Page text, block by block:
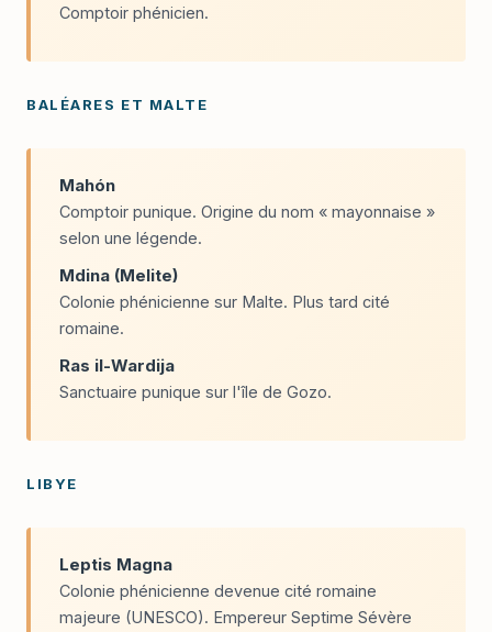
Comptoir phénicien.
BALÉARES ET MALTE
Mahón
Comptoir punique. Origine du nom « mayonnaise »
selon une légende.
Mdina (Melite)
Colonie phénicienne sur Malte. Plus tard cité
romaine.
Ras il-Wardija
Sanctuaire punique sur l'île de Gozo.
LIBYE
Leptis Magna
Colonie phénicienne devenue cité romaine
majeure (UNESCO). Empereur Septime Sévère